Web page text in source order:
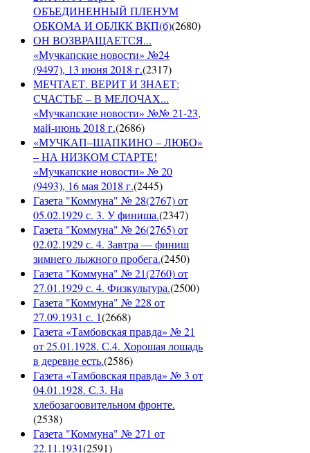
ОБЪЕДИНЕННЫЙ ПЛЕНУМ
ОБКОМА И ОБЛКК ВКП(б)(2680)
ОН ВОЗВРАЩАЕТСЯ...
«Мучкапские новости» №24
(9497), 13 июня 2018 г.(2317)
МЕЧТАЕТ. ВЕРИТ И ЗНАЕТ:
СЧАСТЬЕ – В МЕЛОЧАХ...
«Мучкапские новости» №№ 21-23,
май-июнь 2018 г.(2686)
«МУЧКАП–ШАПКИНО – ЛЮБО»
– НА НИЗКОМ СТАРТЕ!
«Мучкапские новости» № 20
(9493), 16 мая 2018 г.(2445)
Газета "Коммуна" № 28(2767) от
05.02.1929 с. 3. У финиша.(2347)
Газета "Коммуна" № 26(2765) от
02.02.1929 с. 4. Завтра — финиш
зимнего лыжного пробега.(2450)
Газета "Коммуна" № 21(2760) от
27.01.1929 с. 4. Физкультура.(2500)
Газета "Коммуна" № 228 от
27.09.1931 с. 1(2668)
Газета «Тамбовская правда» № 21
от 25.01.1928. С.4. Хорошая лошадь
в деревне есть.(2586)
Газета «Тамбовская правда» № 3 от
04.01.1928. С.3. На
хлебозагоовительном фронте.
(2538)
Газета "Коммуна" № 271 от
22.11.1931(2591)